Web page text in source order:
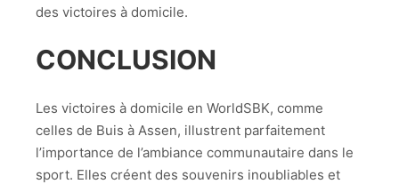
des victoires à domicile.
CONCLUSION
Les victoires à domicile en WorldSBK, comme
celles de Buis à Assen, illustrent parfaitement
l’importance de l’ambiance communautaire dans le
sport. Elles créent des souvenirs inoubliables et